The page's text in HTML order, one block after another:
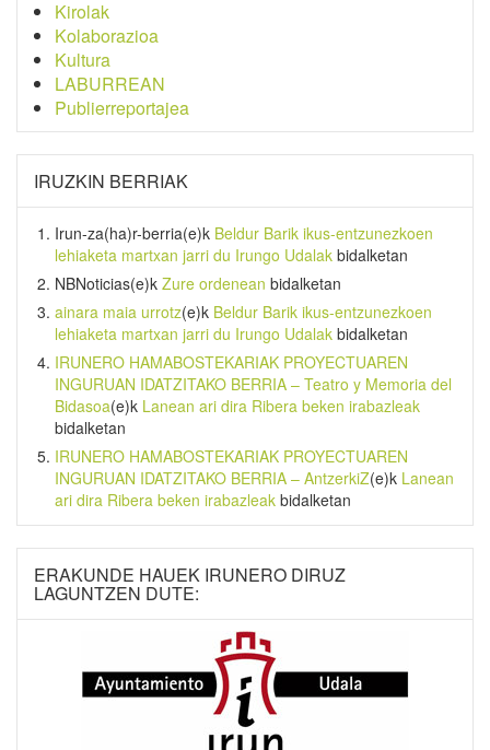
Kirolak
Kolaborazioa
Kultura
LABURREAN
Publierreportajea
IRUZKIN BERRIAK
Irun-za(ha)r-berria(e)k Beldur Barik ikus-entzunezkoen
lehiaketa martxan jarri du Irungo Udalak bidalketan
NBNoticias(e)k Zure ordenean bidalketan
ainara maia urrotz(e)k Beldur Barik ikus-entzunezkoen
lehiaketa martxan jarri du Irungo Udalak bidalketan
IRUNERO HAMABOSTEKARIAK PROYECTUAREN
INGURUAN IDATZITAKO BERRIA – Teatro y Memoria del
Bidasoa(e)k Lanean ari dira Ribera beken irabazleak
bidalketan
IRUNERO HAMABOSTEKARIAK PROYECTUAREN
INGURUAN IDATZITAKO BERRIA – AntzerkiZ(e)k Lanean
ari dira Ribera beken irabazleak bidalketan
ERAKUNDE HAUEK IRUNERO DIRUZ
LAGUNTZEN DUTE: